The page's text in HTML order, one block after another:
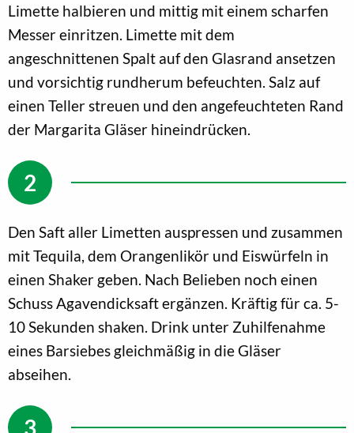
Limette halbieren und mittig mit einem scharfen
Messer einritzen. Limette mit dem
angeschnittenen Spalt auf den Glasrand ansetzen
und vorsichtig rundherum befeuchten. Salz auf
einen Teller streuen und den angefeuchteten Rand
der Margarita Gläser hineindrücken.
Den Saft aller Limetten auspressen und zusammen
mit Tequila, dem Orangenlikör und Eiswürfeln in
einen Shaker geben. Nach Belieben noch einen
Schuss Agavendicksaft ergänzen. Kräftig für ca. 5-
10 Sekunden shaken. Drink unter Zuhilfenahme
eines Barsiebes gleichmäßig in die Gläser
abseihen.